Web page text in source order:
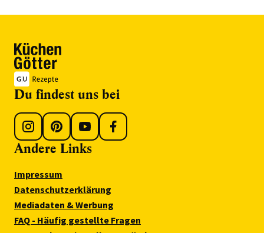
Du findest uns bei
Andere Links
Impressum
Datenschutzerklärung
Mediadaten & Werbung
FAQ - Häufig gestellte Fragen